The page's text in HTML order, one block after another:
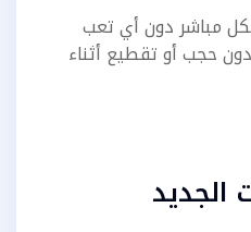
مباشر دون أي تعب
عمل دون حجب أو تقطيع أثناء